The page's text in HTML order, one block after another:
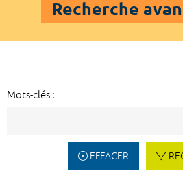
Recherche
Mots-clés :
EFFACER